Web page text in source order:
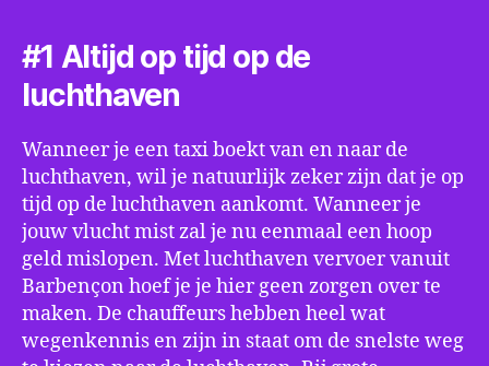
#1 Altijd op tijd op de
luchthaven
Wanneer je een taxi boekt van en naar de
luchthaven, wil je natuurlijk zeker zijn dat je op
tijd op de luchthaven aankomt. Wanneer je
jouw vlucht mist zal je nu eenmaal een hoop
geld mislopen. Met luchthaven vervoer vanuit
Barbençon hoef je je hier geen zorgen over te
maken. De chauffeurs hebben heel wat
wegenkennis en zijn in staat om de snelste weg